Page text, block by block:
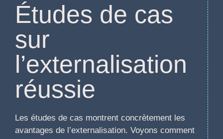
Études de cas
sur
l’externalisation
réussie
Les études de cas montrent concrètement les
avantages de l’externalisation. Voyons comment